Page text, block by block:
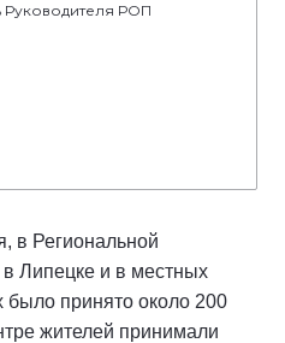
Руководителя РОП
в Региональной
Липецке и в местных
принято около 200
жителей принимали